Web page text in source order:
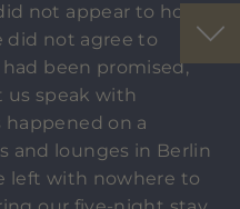
not appear to hold
did not agree to
been promised,
us speak with
happened on a
and lounges in Berlin
left with nowhere to